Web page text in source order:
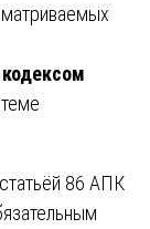
86 АПК